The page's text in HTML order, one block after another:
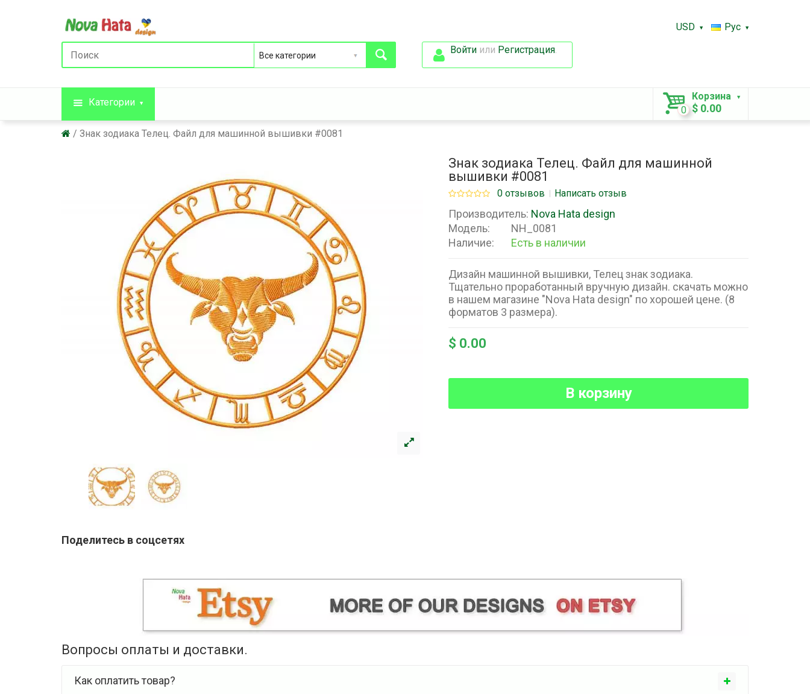
USD
Рус
Войтиили Регистрация.
Категории
Корзина
0 $ 0.00
Знак зодиака Телец. Файл для машинной вышивки #0081
Поделитесь в соцсетях
Знак зодиака Телец. Файл для машинной
вышивки #0081
0 отзывов Написать отзыв
Производитель: Nova Hata design
Модель:
NH_0081
Наличие:
Есть в наличии
Дизайн машинной вышивки, Телец знак зодиака.
Тщательно проработанный вручную дизайн. скачать можно
в нашем магазине "Nova Hata design" по хорошей цене. (8
форматов 3 размера).
$ 0.00
В корзину
Вопросы оплаты и доставки.
Как оплатить товар?